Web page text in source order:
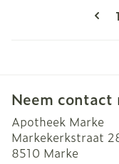
1
Neem contact
Apotheek Marke
Markekerkstraat
8510 Marke